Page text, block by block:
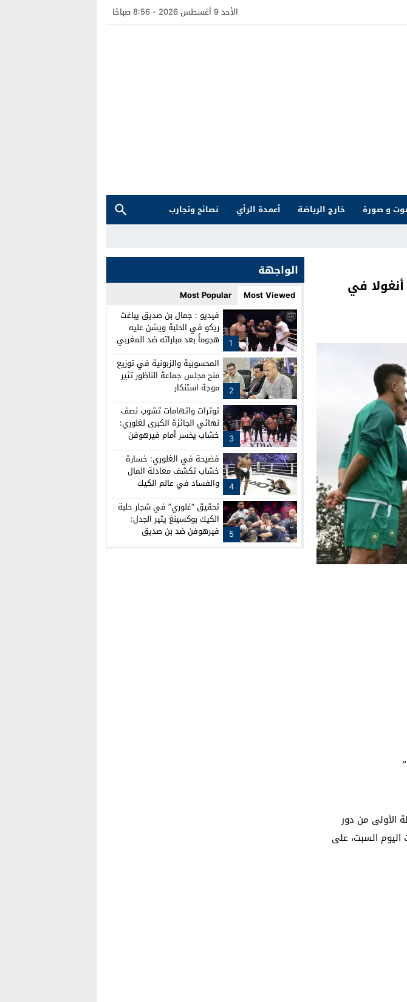
الأحد 9 أغسطس 2026 - 8:56 صباحًا
و صورة خارج الرياضة أعمدة الرأي
نصائح وتجارب
في
الأولى من دور
اليوم السبت، على
الواجهة
Most Viewed
Most Popular
1
فيديو : جمال بن صديق يباغت
ريكو في الحلبة ويشن عليه
هجوماً بعد مباراته ضد المغربي
2
المحسوبية والزبونية في توزيع
منح مجلس جماعة الناظور تثير
موجة استنكار
3
توترات واتهامات تشوب نصف
نهائي الجائزة الكبرى لغلوري:
خشاب يخسر أمام فيرهوفن
4
فضيحة في الغلوري: خسارة
خشاب تكشف معادلة المال
والفساد في عالم الكيك
5
تحقيق “غلوري” في شجار حلبة
الكيك بوكسينغ يثير الجدل:
فيرهوفن ضد بن صديق